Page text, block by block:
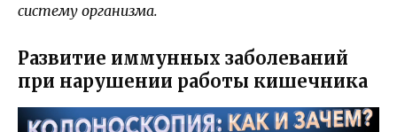
систему организма.
Развитие иммунных заболеваний
при нарушении работы кишечника